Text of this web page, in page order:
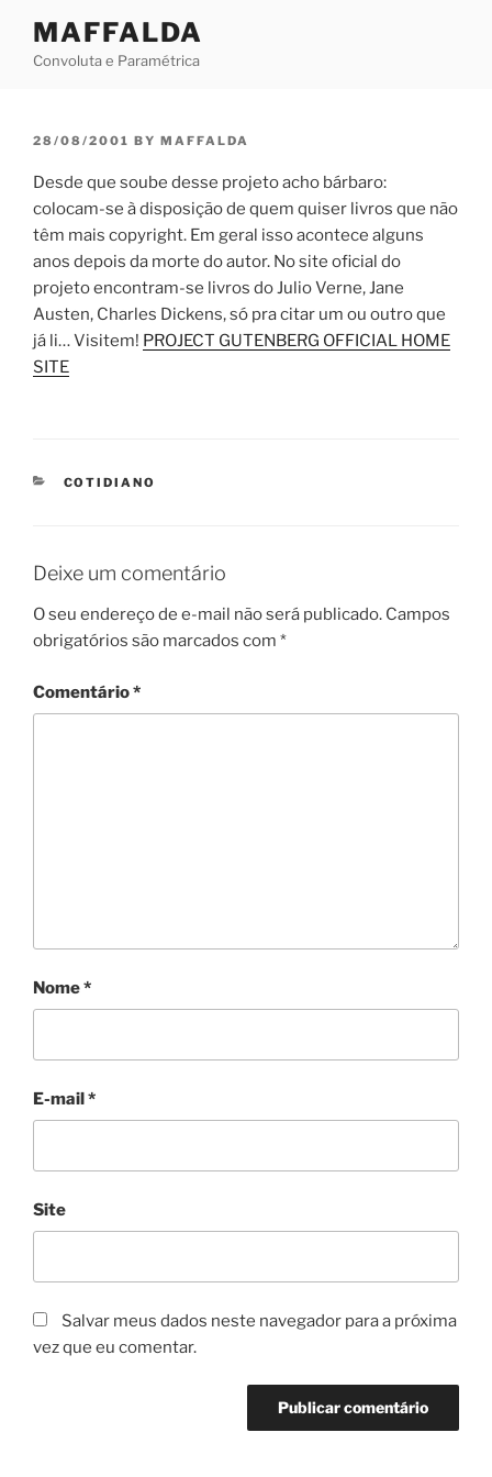
content
MAFFALDA
Convoluta e Paramétrica
POSTED
28/08/2001 BY MAFFALDA
Desde que soube desse projeto acho bárbaro:
colocam-se à disposição de quem quiser livros que não
têm mais copyright. Em geral isso acontece alguns
anos depois da morte do autor. No site oficial do
projeto encontram-se livros do Julio Verne, Jane
Austen, Charles Dickens, só pra citar um ou outro que
já li… Visitem! PROJECT GUTENBERG OFFICIAL HOME
SITE
CATEGORIES
COTIDIANO
Deixe um comentário
O seu endereço de e-mail não será publicado. Campos
obrigatórios são marcados com *
Comentário*
Nome*
E-mail*
Site
Salvar meus dados neste navegador para a próxima
vez que eu comentar.